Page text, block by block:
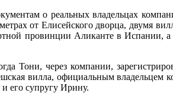
о реальных владельцах
от Елисейского дворца, двумя
провинции Аликанте в Испании,
Тони, через компании,
вилла, официальным владельцем
его супругу Ирину.